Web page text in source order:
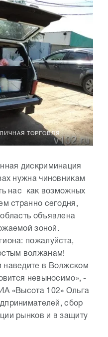
ТОРГОВЛЯ
дискриминация
нужна чиновникам
нас как возможных
странно сегодня,
объявлена
зоной.
пожалуйста,
волжанам!
наведите в Волжском
невыносимо», -
«Высота 102» Ольга
сбор
рынков и в защиту